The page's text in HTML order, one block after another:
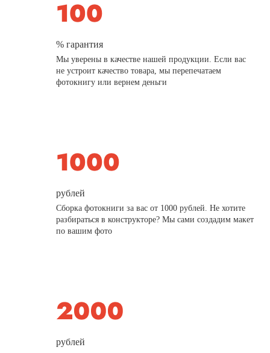
% гарантия
Мы уверены в качестве нашей продукции. Если вас
не устроит качество товара, мы перепечатаем
фотокнигу или вернем деньги
рублей
Сборка фотокниги за вас от 1000 рублей. Не хотите
разбираться в конструкторе? Мы сами создадим макет
по вашим фото
рублей